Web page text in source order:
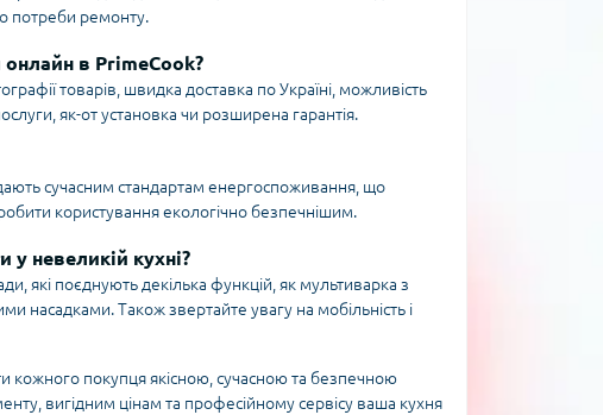
потреби ремонту.
онлайн в PrimeCook?
товарів, швидка доставка по Україні, можливість
як-от установка чи розширена гарантія.
сучасним стандартам енергоспоживання, що
користування екологічно безпечнішим.
у невеликій кухні?
які поєднують декілька функцій, як мультиварка з
насадками. Також звертайте увагу на мобільність і
кожного покупця якісною, сучасною та безпечною
вигідним цінам та професійному сервісу ваша кухня